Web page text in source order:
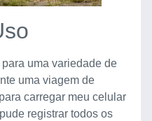
uma variedade de
uma viagem de
carregar meu celular
registrar todos os